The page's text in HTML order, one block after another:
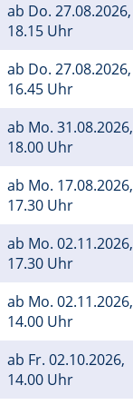
ab Do. 27.08.2026,
18.15 Uhr
ab Do. 27.08.2026,
16.45 Uhr
ab Mo. 31.08.2026,
18.00 Uhr
ab Mo. 17.08.2026,
17.30 Uhr
ab Mo. 02.11.2026,
17.30 Uhr
ab Mo. 02.11.2026,
14.00 Uhr
ab Fr. 02.10.2026,
14.00 Uhr